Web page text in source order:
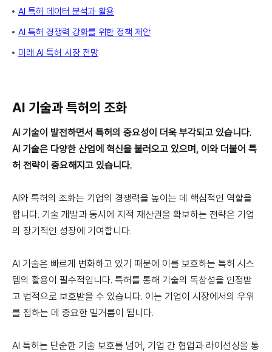
AI 특허 데이터 분석과 활용
AI 특허 경쟁력 강화를 위한 정책 제안
미래 AI 특허 시장 전망
AI 기술과 특허의 조화
AI 기술이 발전하면서 특허의 중요성이 더욱 부각되고 있습니다.
AI 기술은 다양한 산업에 혁신을 불러오고 있으며, 이와 더불어 특
허 전략이 중요해지고 있습니다.
AI와 특허의 조화는 기업의 경쟁력을 높이는 데 핵심적인 역할을
합니다. 기술 개발과 동시에 지적 재산권을 확보하는 전략은 기업
의 장기적인 성장에 기여합니다.
AI 기술은 빠르게 변화하고 있기 때문에 이를 보호하는 특허 시스
템의 활용이 필수적입니다. 특허를 통해 기술의 독창성을 인정받
고 법적으로 보호받을 수 있습니다. 이는 기업이 시장에서의 우위
를 점하는 데 중요한 밑거름이 됩니다.
AI 특허는 단순한 기술 보호를 넘어, 기업 간 협업과 라이선싱을 통